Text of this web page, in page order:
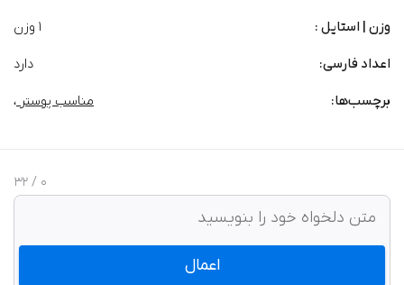
وزن | استایل : 1 وزن
اعداد فارسی: دارد
برچسب‌‌ها: مناسب پوستر ،
0
/ 32
اعمال